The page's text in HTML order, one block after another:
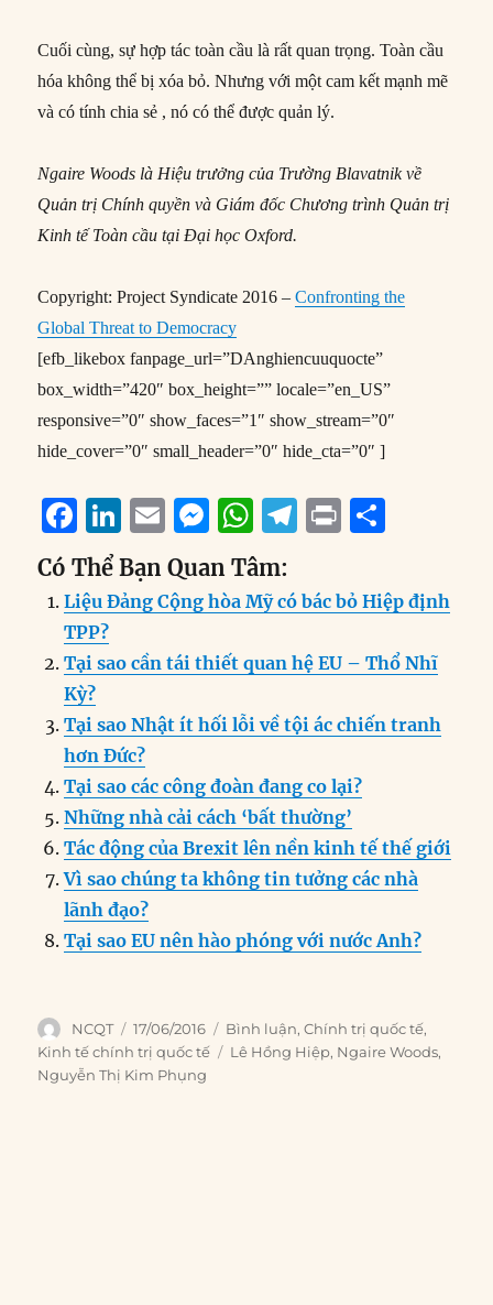
Cuối cùng, sự hợp tác toàn cầu là rất quan trọng. Toàn cầu
hóa không thể bị xóa bỏ. Nhưng với một cam kết mạnh mẽ
và có tính chia sẻ , nó có thể được quản lý.
Ngaire Woods là Hiệu trưởng của Trường Blavatnik về
Quản trị Chính quyền và Giám đốc Chương trình Quản trị
Kinh tế Toàn cầu tại Đại học Oxford.
Copyright: Project Syndicate 2016 –Confronting the
Global Threat to Democracy
[efb_likebox fanpage_url=”DAnghiencuuquocte”
box_width=”420″ box_height=”” locale=”en_US”
responsive=”0″ show_faces=”1″ show_stream=”0″
hide_cover=”0″ small_header=”0″ hide_cta=”0″ ]
F
a
c
e
b
o
o
k
Li
n
k
e
d
n
E
m
ai
l
M
e
ss
e
n
er
W
h
at
s
A
p
T
e
g
r
m
P
n
t
a
re
Có Thể Bạn Quan Tâm:
Liệu Đảng Cộng hòa Mỹ có bác bỏ Hiệp định
TPP?
Tại sao cần tái thiết quan hệ EU – Thổ Nhĩ
Kỳ?
Tại sao Nhật ít hối lỗi về tội ác chiến tranh
hơn Đức?
Tại sao các công đoàn đang co lại?
Những nhà cải cách ‘bất thường’
Tác động của Brexit lên nền kinh tế thế giới
Vì sao chúng ta không tin tưởng các nhà
lãnh đạo?
Tại sao EU nên hào phóng với nước Anh?
Author
NCQT
Posted
on
17/06/2016 Categories
Bình luận,Chính trị quốc tế,
Kinh tế chính trị quốc tế
Tags
Lê Hồng Hiệp, Ngaire Woods,
Nguyễn Thị Kim Phụng